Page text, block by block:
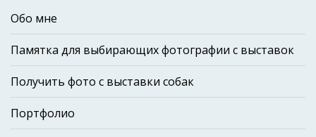
Обо мне
Памятка для выбирающих фотографии с выставок
Получить фото с выставки собак
Портфолио